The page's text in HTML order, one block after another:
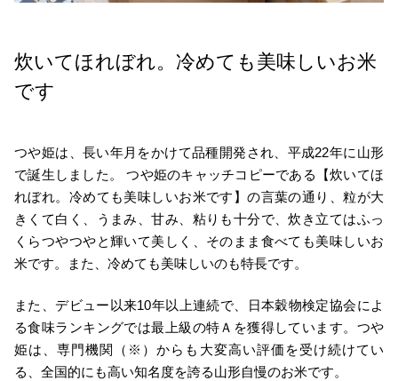
炊いてほれぼれ。冷めても美味しいお米
です
つや姫は、長い年月をかけて品種開発され、平成22年に山形
で誕生しました。 つや姫のキャッチコピーである【炊いてほ
れぼれ。冷めても美味しいお米です】の言葉の通り、粒が大
きくて白く、うまみ、甘み、粘りも十分で、炊き立てはふっ
くらつやつやと輝いて美しく、そのまま食べても美味しいお
米です。また、冷めても美味しいのも特長です。
また、デビュー以来10年以上連続で、日本穀物検定協会によ
る食味ランキングでは最上級の特Ａを獲得しています。つや
姫は、専門機関（※）からも大変高い評価を受け続けてい
る、全国的にも高い知名度を誇る山形自慢のお米です。